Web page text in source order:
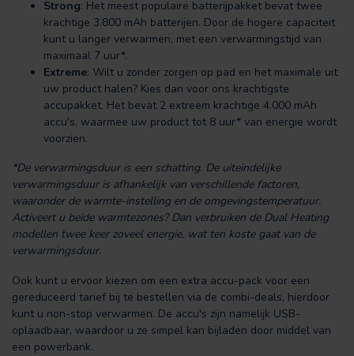
Strong: Het meest populaire batterijpakket bevat twee
krachtige 3.800 mAh batterijen. Door de hogere capaciteit
kunt u langer verwarmen, met een verwarmingstijd van
maximaal 7 uur*.
Extreme: Wilt u zonder zorgen op pad en het maximale uit
uw product halen? Kies dan voor ons krachtigste
accupakket. Het bevat 2 extreem krachtige 4.000 mAh
accu's, waarmee uw product tot 8 uur* van energie wordt
voorzien.
*De verwarmingsduur is een schatting. De uiteindelijke
verwarmingsduur is afhankelijk van verschillende factoren,
waaronder de warmte-instelling en de omgevingstemperatuur.
Activeert u beide warmtezones? Dan verbruiken de Dual Heating
modellen twee keer zoveel energie, wat ten koste gaat van de
verwarmingsduur.
Ook kunt u ervoor kiezen om een extra accu-pack voor een
gereduceerd tarief bij te bestellen via de combi-deals, hierdoor
kunt u non-stop verwarmen. De accu's zijn namelijk USB-
oplaadbaar, waardoor u ze simpel kan bijladen door middel van
een powerbank.